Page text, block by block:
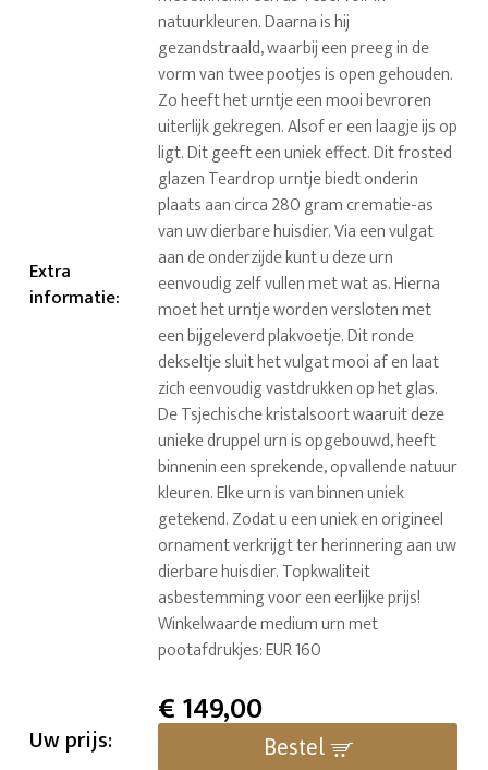
Extra
informatie:
natuurkleuren. Daarna is hij
gezandstraald, waarbij een preeg in de
vorm van twee pootjes is open gehouden.
Zo heeft het urntje een mooi bevroren
uiterlijk gekregen. Alsof er een laagje ijs op
ligt. Dit geeft een uniek effect. Dit frosted
glazen Teardrop urntje biedt onderin
plaats aan circa 280 gram crematie-as
van uw dierbare huisdier. Via een vulgat
aan de onderzijde kunt u deze urn
eenvoudig zelf vullen met wat as. Hierna
moet het urntje worden versloten met
een bijgeleverd plakvoetje. Dit ronde
dekseltje sluit het vulgat mooi af en laat
zich eenvoudig vastdrukken op het glas.
De Tsjechische kristalsoort waaruit deze
unieke druppel urn is opgebouwd, heeft
binnenin een sprekende, opvallende natuur
kleuren. Elke urn is van binnen uniek
getekend. Zodat u een uniek en origineel
ornament verkrijgt ter herinnering aan uw
dierbare huisdier. Topkwaliteit
asbestemming voor een eerlijke prijs!
Winkelwaarde medium urn met
pootafdrukjes: EUR 160
Uw prijs:
€149,00
Bestel